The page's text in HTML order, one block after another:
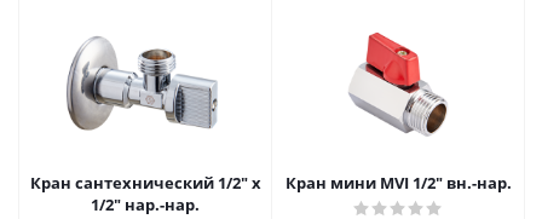
Кран сантехнический 1/2" х
1/2" нар.-нар.
Кран мини MVI 1/2" вн.-нар.